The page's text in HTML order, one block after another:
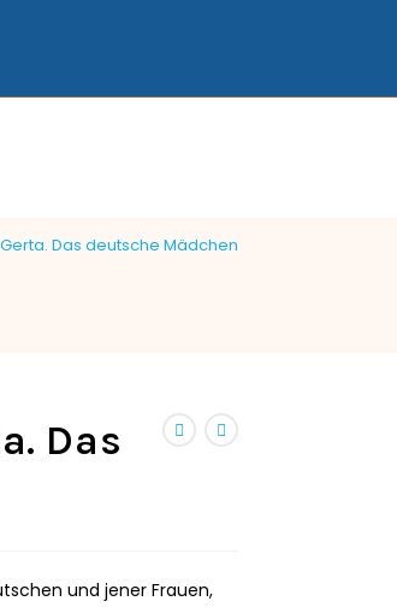
Das deutsche Mädchen
Das
und jener Frauen,